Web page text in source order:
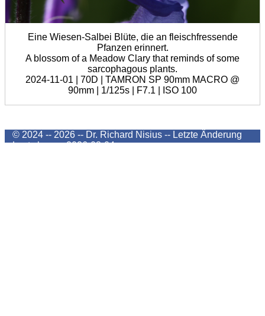
Eine Wiesen-Salbei Blüte, die an fleischfressende
Pfanzen erinnert.
A blossom of a Meadow Clary that reminds of some
sarcophagous plants.
2024-11-01 | 70D | TAMRON SP 90mm MACRO @
90mm | 1/125s | F7.1 | ISO 100
© 2024 -- 2026 -- Dr. Richard Nisius -- Letzte Änderung
Last change2026-08-04